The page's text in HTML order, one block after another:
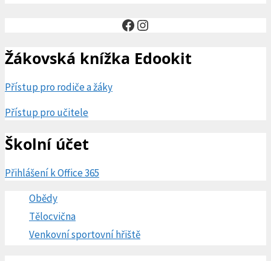
Facebook
Instagram
Žákovská knížka Edookit
Přístup pro rodiče a žáky
Přístup pro učitele
Školní účet
Přihlášení k Office 365
Obědy
Tělocvična
Venkovní sportovní hřiště